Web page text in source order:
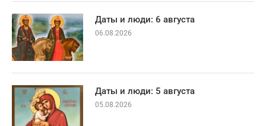
Даты и люди: 6 августа
06.08.2026
Даты и люди: 5 августа
05.08.2026